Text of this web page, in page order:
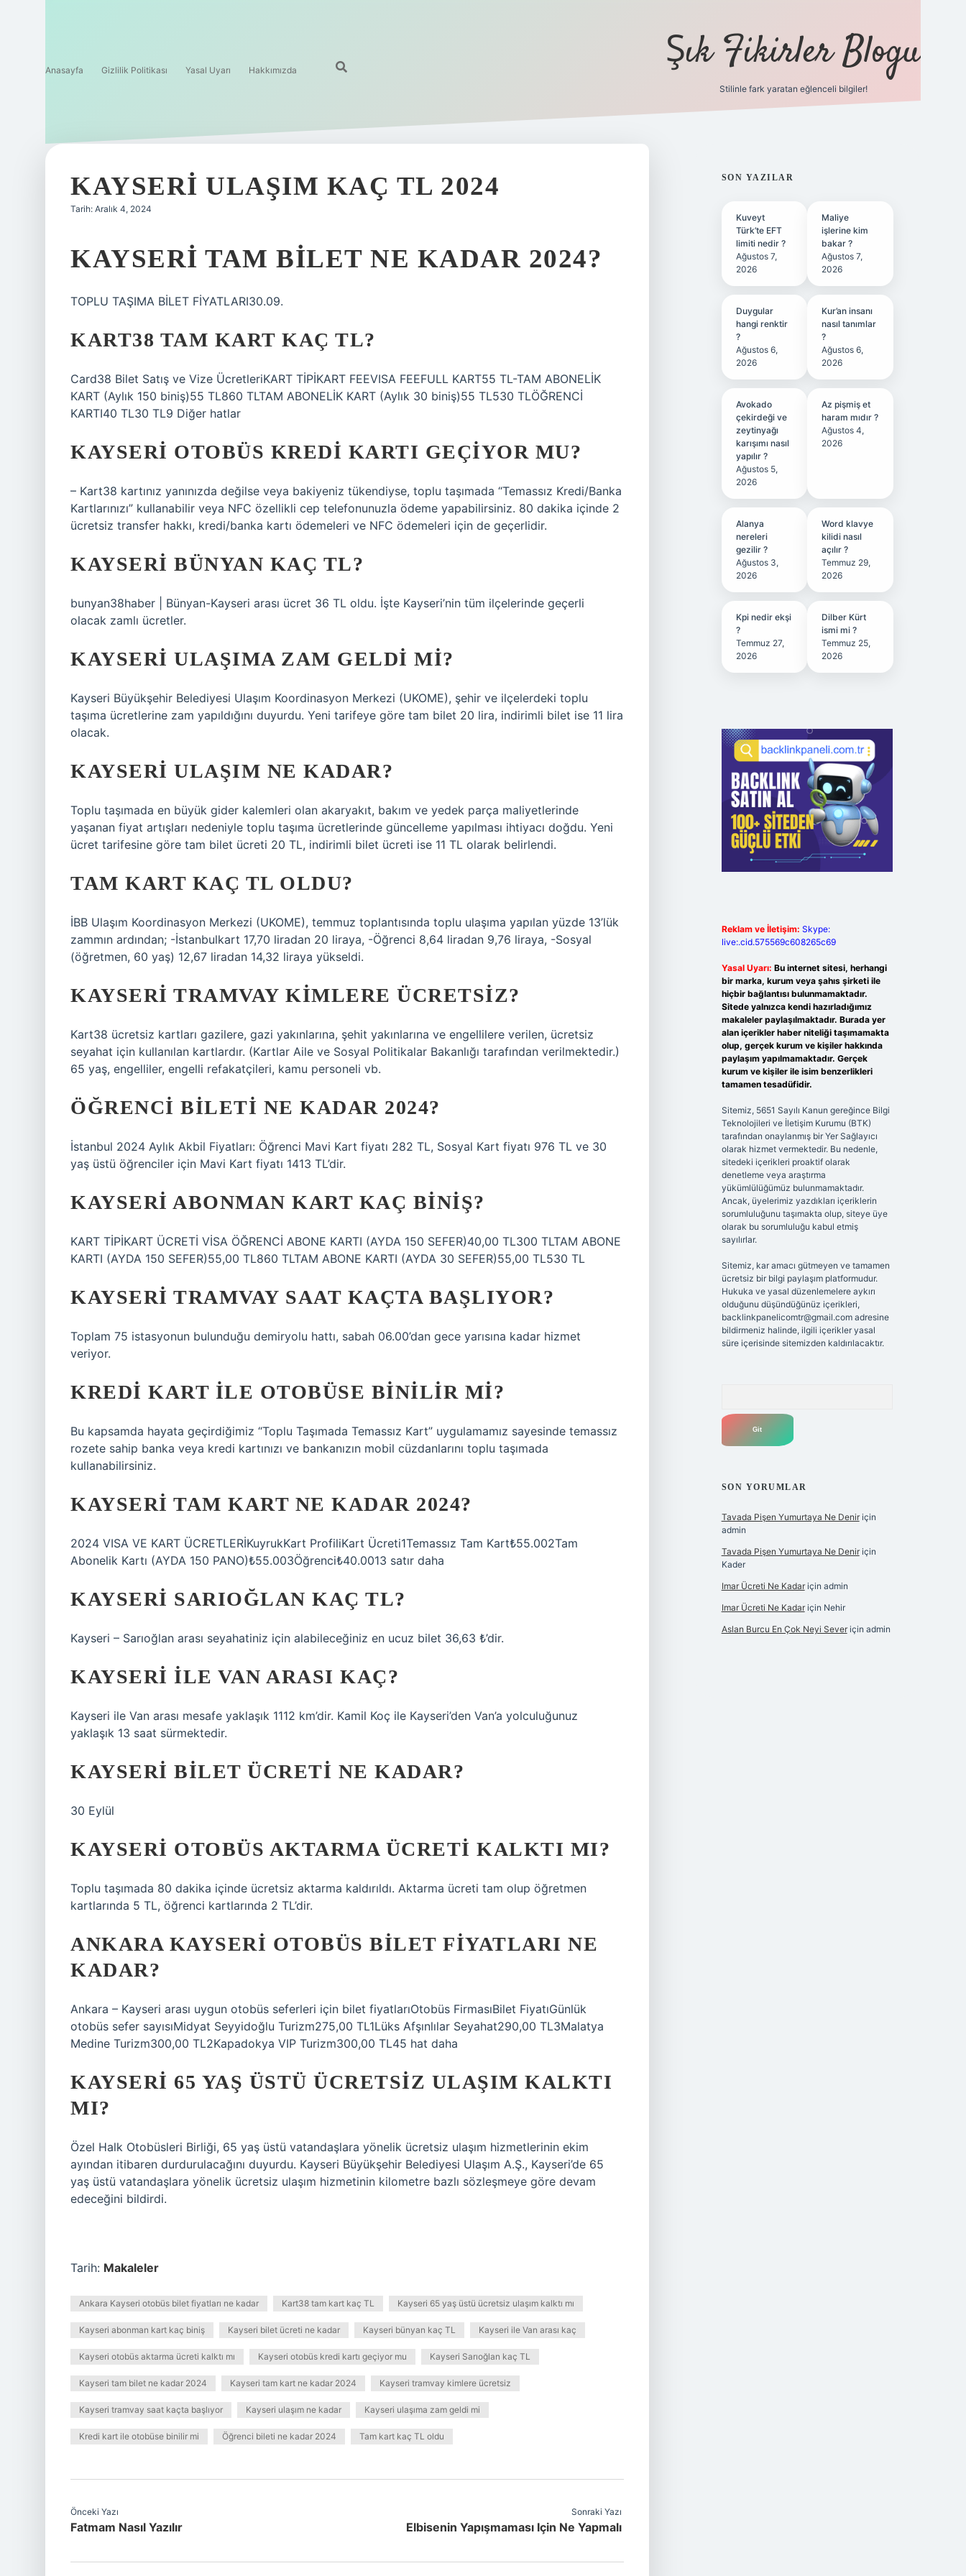
Anasayfa Gizlilik Politikası Yasal Uyarı Hakkımızda Şık Fikirler Blogu
Stilinle fark yaratan eğlenceli bilgiler!
KAYSERI ULAŞIM KAÇ TL 2024
Tarih: Aralık 4, 2024
KAYSERI TAM BILET NE KADAR 2024?
TOPLU TAŞIMA BİLET FİYATLARI30.09.
KART38 TAM KART KAÇ TL?
Card38 Bilet Satış ve Vize ÜcretleriKART TİPİKART FEEVISA FEEFULL KART55 TL-TAM ABONELİK
KART (Aylık 150 biniş)55 TL860 TLTAM ABONELİK KART (Aylık 30 biniş)55 TL530 TLÖĞRENCİ
KARTI40 TL30 TL9 Diğer hatlar
KAYSERI OTOBÜS KREDI KARTI GEÇIYOR MU?
– Kart38 kartınız yanınızda değilse veya bakiyeniz tükendiyse, toplu taşımada “Temassız Kredi/Banka
Kartlarınızı” kullanabilir veya NFC özellikli cep telefonunuzla ödeme yapabilirsiniz. 80 dakika içinde 2
ücretsiz transfer hakkı, kredi/banka kartı ödemeleri ve NFC ödemeleri için de geçerlidir.
KAYSERI BÜNYAN KAÇ TL?
bunyan38haber | Bünyan-Kayseri arası ücret 36 TL oldu. İşte Kayseri’nin tüm ilçelerinde geçerli
olacak zamlı ücretler.
KAYSERI ULAŞIMA ZAM GELDI MI?
Kayseri Büyükşehir Belediyesi Ulaşım Koordinasyon Merkezi (UKOME), şehir ve ilçelerdeki toplu
taşıma ücretlerine zam yapıldığını duyurdu. Yeni tarifeye göre tam bilet 20 lira, indirimli bilet ise 11 lira
olacak.
KAYSERI ULAŞIM NE KADAR?
Toplu taşımada en büyük gider kalemleri olan akaryakıt, bakım ve yedek parça maliyetlerinde
yaşanan fiyat artışları nedeniyle toplu taşıma ücretlerinde güncelleme yapılması ihtiyacı doğdu. Yeni
ücret tarifesine göre tam bilet ücreti 20 TL, indirimli bilet ücreti ise 11 TL olarak belirlendi.
TAM KART KAÇ TL OLDU?
İBB Ulaşım Koordinasyon Merkezi (UKOME), temmuz toplantısında toplu ulaşıma yapılan yüzde 13’lük
zammın ardından; -İstanbulkart 17,70 liradan 20 liraya, -Öğrenci 8,64 liradan 9,76 liraya, -Sosyal
(öğretmen, 60 yaş) 12,67 liradan 14,32 liraya yükseldi.
KAYSERI TRAMVAY KIMLERE ÜCRETSIZ?
Kart38 ücretsiz kartları gazilere, gazi yakınlarına, şehit yakınlarına ve engellilere verilen, ücretsiz
seyahat için kullanılan kartlardır. (Kartlar Aile ve Sosyal Politikalar Bakanlığı tarafından verilmektedir.)
65 yaş, engelliler, engelli refakatçileri, kamu personeli vb.
ÖĞRENCI BILETI NE KADAR 2024?
İstanbul 2024 Aylık Akbil Fiyatları: Öğrenci Mavi Kart fiyatı 282 TL, Sosyal Kart fiyatı 976 TL ve 30
yaş üstü öğrenciler için Mavi Kart fiyatı 1413 TL’dir.
KAYSERI ABONMAN KART KAÇ BINIŞ?
KART TİPİKART ÜCRETİ VİSA ÖĞRENCİ ABONE KARTI (AYDA 150 SEFER)40,00 TL300 TLTAM ABONE
KARTI (AYDA 150 SEFER)55,00 TL860 TLTAM ABONE KARTI (AYDA 30 SEFER)55,00 TL530 TL
KAYSERI TRAMVAY SAAT KAÇTA BAŞLIYOR?
Toplam 75 istasyonun bulunduğu demiryolu hattı, sabah 06.00’dan gece yarısına kadar hizmet
veriyor.
KREDI KART ILE OTOBÜSE BINILIR MI?
Bu kapsamda hayata geçirdiğimiz “Toplu Taşımada Temassız Kart” uygulamamız sayesinde temassız
rozete sahip banka veya kredi kartınızı ve bankanızın mobil cüzdanlarını toplu taşımada
kullanabilirsiniz.
KAYSERI TAM KART NE KADAR 2024?
2024 VISA VE KART ÜCRETLERİKuyrukKart ProfiliKart Ücreti1Temassız Tam Kart₺55.002Tam
Abonelik Kartı (AYDA 150 PANO)₺55.003Öğrenci₺40.0013 satır daha
KAYSERI SARIOĞLAN KAÇ TL?
Kayseri – Sarıoğlan arası seyahatiniz için alabileceğiniz en ucuz bilet 36,63 ₺’dir.
KAYSERI ILE VAN ARASI KAÇ?
Kayseri ile Van arası mesafe yaklaşık 1112 km’dir. Kamil Koç ile Kayseri’den Van’a yolculuğunuz
yaklaşık 13 saat sürmektedir.
KAYSERI BILET ÜCRETI NE KADAR?
30 Eylül
KAYSERI OTOBÜS AKTARMA ÜCRETI KALKTI MI?
Toplu taşımada 80 dakika içinde ücretsiz aktarma kaldırıldı. Aktarma ücreti tam olup öğretmen
kartlarında 5 TL, öğrenci kartlarında 2 TL’dir.
ANKARA KAYSERI OTOBÜS BILET FIYATLARI NE
KADAR?
Ankara – Kayseri arası uygun otobüs seferleri için bilet fiyatlarıOtobüs FirmasıBilet FiyatıGünlük
otobüs sefer sayısıMidyat Seyyidoğlu Turizm275,00 TL1Lüks Afşınlılar Seyahat290,00 TL3Malatya
Medine Turizm300,00 TL2Kapadokya VIP Turizm300,00 TL45 hat daha
KAYSERI 65 YAŞ ÜSTÜ ÜCRETSIZ ULAŞIM KALKTI
MI?
Özel Halk Otobüsleri Birliği, 65 yaş üstü vatandaşlara yönelik ücretsiz ulaşım hizmetlerinin ekim
ayından itibaren durdurulacağını duyurdu. Kayseri Büyükşehir Belediyesi Ulaşım A.Ş., Kayseri’de 65
yaş üstü vatandaşlara yönelik ücretsiz ulaşım hizmetinin kilometre bazlı sözleşmeye göre devam
edeceğini bildirdi.
Tarih: Makaleler
Ankara Kayseri otobüs bilet fiyatları ne kadar Kart38 tam kart kaç TL Kayseri 65 yaş üstü ücretsiz ulaşım kalktı mı
Kayseri abonman kart kaç biniş Kayseri bilet ücreti ne kadar Kayseri bünyan kaç TL Kayseri ile Van arası kaç
Kayseri otobüs aktarma ücreti kalktı mı Kayseri otobüs kredi kartı geçiyor mu Kayseri Sarıoğlan kaç TL
Kayseri tam bilet ne kadar 2024 Kayseri tam kart ne kadar 2024 Kayseri tramvay kimlere ücretsiz
Kayseri tramvay saat kaçta başlıyor Kayseri ulaşım ne kadar Kayseri ulaşıma zam geldi mi
Kredi kart ile otobüse binilir mi Öğrenci bileti ne kadar 2024 Tam kart kaç TL oldu
Önceki Yazı
Fatmam Nasıl Yazılır
Sonraki Yazı
Elbisenin Yapışmaması Için Ne Yapmalı
SIDEBAR
SON YAZILAR
Kuveyt
Türk’te EFT
limiti nedir ?
Ağustos 7,
2026
Maliye
işlerine kim
bakar ?
Ağustos 7,
2026
Duygular
hangi renktir
?
Ağustos 6,
2026
Kur’an insanı
nasıl tanımlar
?
Ağustos 6,
2026
Avokado
çekirdeği ve
zeytinyağı
karışımı nasıl
yapılır ?
Ağustos 5,
2026
Az pişmiş et
haram mıdır ?
Ağustos 4,
2026
Alanya
nereleri
gezilir ?
Ağustos 3,
2026
Word klavye
kilidi nasıl
açılır ?
Temmuz 29,
2026
Kpi nedir ekşi
?
Temmuz 27,
2026
Dilber Kürt
ismi mi ?
Temmuz 25,
2026
Reklam ve İletişim: Skype:
live:.cid.575569c608265c69
Yasal Uyarı: Bu internet sitesi, herhangi
bir marka, kurum veya şahıs şirketi ile
hiçbir bağlantısı bulunmamaktadır.
Sitede yalnızca kendi hazırladığımız
makaleler paylaşılmaktadır. Burada yer
alan içerikler haber niteliği taşımamakta
olup, gerçek kurum ve kişiler hakkında
paylaşım yapılmamaktadır. Gerçek
kurum ve kişiler ile isim benzerlikleri
tamamen tesadüfidir.
Sitemiz, 5651 Sayılı Kanun gereğince Bilgi
Teknolojileri ve İletişim Kurumu (BTK)
tarafından onaylanmış bir Yer Sağlayıcı
olarak hizmet vermektedir. Bu nedenle,
sitedeki içerikleri proaktif olarak
denetleme veya araştırma
yükümlülüğümüz bulunmamaktadır.
Ancak, üyelerimiz yazdıkları içeriklerin
sorumluluğunu taşımakta olup, siteye üye
olarak bu sorumluluğu kabul etmiş
sayılırlar.
Sitemiz, kar amacı gütmeyen ve tamamen
ücretsiz bir bilgi paylaşım platformudur.
Hukuka ve yasal düzenlemelere aykırı
olduğunu düşündüğünüz içerikleri,
backlinkpanelicomtr@gmail.comadresine
bildirmeniz halinde, ilgili içerikler yasal
süre içerisinde sitemizden kaldırılacaktır.
SON YORUMLAR
Tavada Pişen Yumurtaya Ne Deniriçin
admin
Tavada Pişen Yumurtaya Ne Deniriçin
Kader
Imar Ücreti Ne Kadariçin admin
Imar Ücreti Ne Kadariçin Nehir
Aslan Burcu En Çok Neyi Severiçin admin